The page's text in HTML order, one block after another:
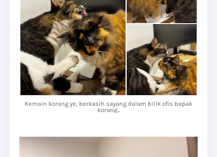
Kemain korang ye, berkasih sayang dalam bilik ofis bapak
korang...